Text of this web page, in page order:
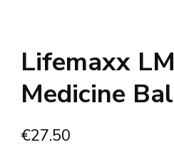
Lifemaxx
Medicine
€27.50